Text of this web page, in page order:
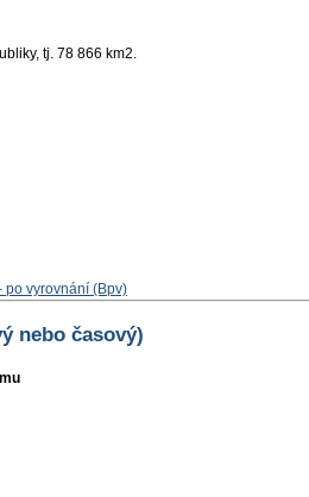
tj. 78 866 km2.
po vyrovnání (Bpv)
nebo časový)